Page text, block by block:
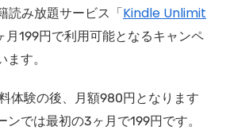
読み放題サービス「Kindle Unlimit
月199円で利用可能となるキャンペ
す。
体験の後、月額980円となります
では最初の3ヶ月で199円です。